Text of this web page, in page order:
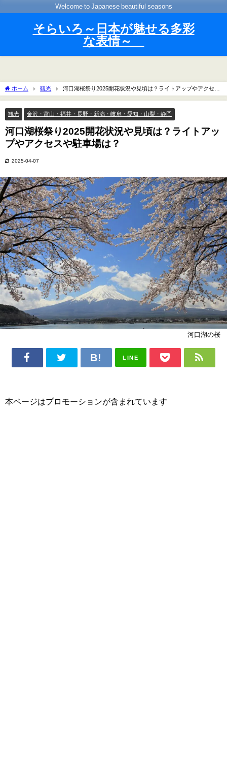
Welcome to Japanese beautiful seasons
そらいろ～日本が魅せる多彩
な表情～
ホーム 観光
河口湖桜祭り2025開花状況や見頃は？ライトアップやアクセス
や駐車場は？
観光 金沢・富山・福井・長野・新潟・岐阜・愛知・山梨・静岡
河口湖桜祭り2025開花状況や見頃は？ライトアッ
プやアクセスや駐車場は？
2025-04-07
河口湖の桜
LINE
本ページはプロモーションが含まれています